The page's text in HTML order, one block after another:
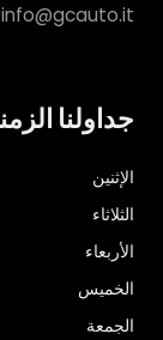
info@gcauto.it
جداولنا
الإثنين
الثلاثاء
الأربعاء
الخميس
الجمعة